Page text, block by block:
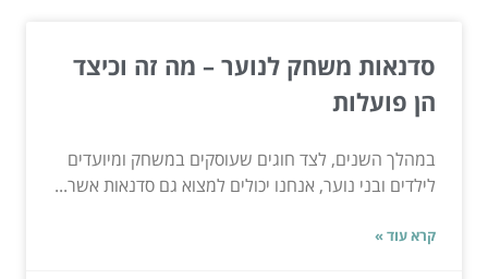
סדנאות משחק לנוער – מה זה וכיצד
הן פועלות
במהלך השנים, לצד חוגים שעוסקים במשחק ומיועדים
לילדים ובני נוער, אנחנו יכולים למצוא גם סדנאות אשר...
קרא עוד »